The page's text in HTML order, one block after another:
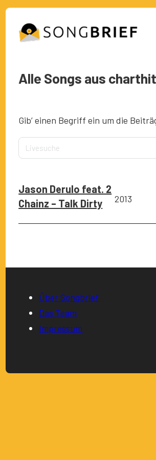
Alle Songs aus charthit
Gib’ einen Begriff ein um die
Jason Derulo feat. 2
Chainz – Talk Dirty
2013
Über Songbrief
Das Team
Impressum